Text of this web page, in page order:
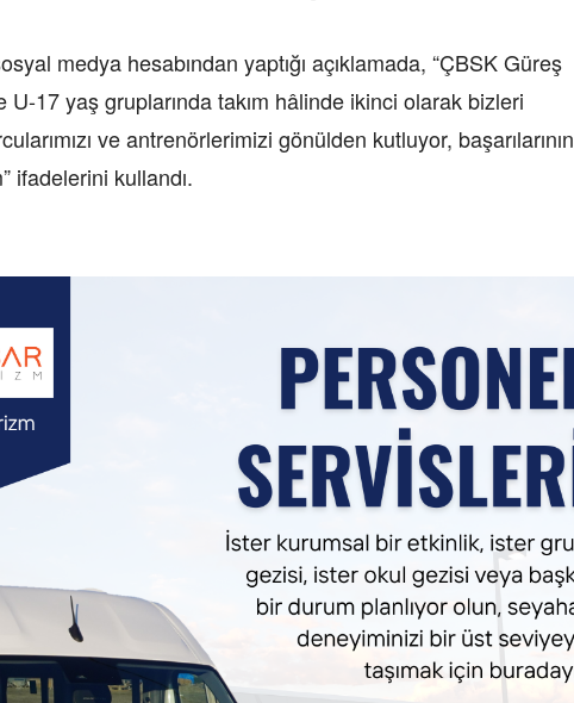
medya hesabından yaptığı açıklamada, “ÇBSK Güreş
U-17 yaş gruplarında takım hâlinde ikinci olarak bizleri
ve antrenörlerimizi gönülden kutluyor, başarılarının
ifadelerini kullandı.